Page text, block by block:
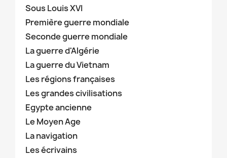
Sous Louis XVI
Première guerre mondiale
Seconde guerre mondiale
La guerre d'Algérie
La guerre du Vietnam
Les régions françaises
Les grandes civilisations
Egypte ancienne
Le Moyen Age
La navigation
Les écrivains